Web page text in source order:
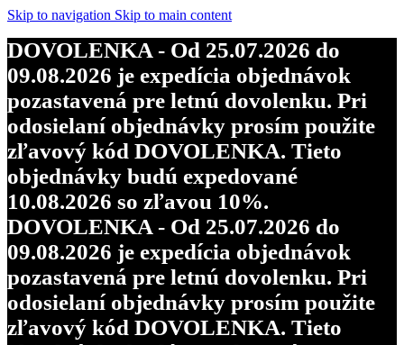
Skip to navigation Skip to main content
DOVOLENKA - Od 25.07.2026 do
09.08.2026 je expedícia objednávok
pozastavená pre letnú dovolenku. Pri
odosielaní objednávky prosím použite
zľavový kód DOVOLENKA. Tieto
objednávky budú expedované
10.08.2026 so zľavou 10%.
DOVOLENKA - Od 25.07.2026 do
09.08.2026 je expedícia objednávok
pozastavená pre letnú dovolenku. Pri
odosielaní objednávky prosím použite
zľavový kód DOVOLENKA. Tieto